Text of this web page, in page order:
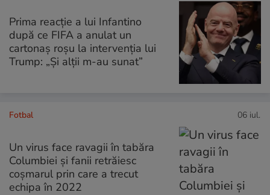
Prima reacție a lui Infantino
după ce FIFA a anulat un
cartonaș roșu la intervenția lui
Trump: „Și alții m-au sunat”
Fotbal 06 iul.
Un virus face ravagii în tabăra
Columbiei și fanii retrăiesc
coșmarul prin care a trecut
echipa în 2022